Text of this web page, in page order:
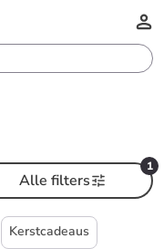
1
Alle filters
Kerstcadeaus